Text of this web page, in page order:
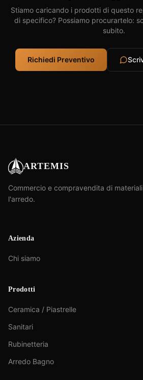
Stiamo caricando i prodotti di questo
di specifico? Possiamo procurartelo:
subito.
Richiedi Preventivo
ARTEMIS
Commercio e compravendita di
l'arredo.
Azienda
Chi siamo
Prodotti
Ceramica / Piastrelle
Sanitari
Rubinetteria
Arredo Bagno